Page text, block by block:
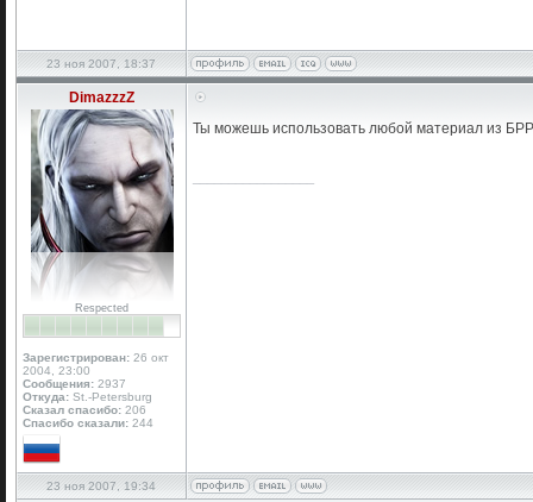
23 ноя 2007, 18:37
DimazzzZ
Respected
Зарегистрирован: 26 окт
2004, 23:00
Сообщения: 2937
Откуда: St.-Petersburg
Сказал спасибо: 206
Спасибо сказали: 244
Ты можешь использовать любой материал из
23 ноя 2007, 19:34